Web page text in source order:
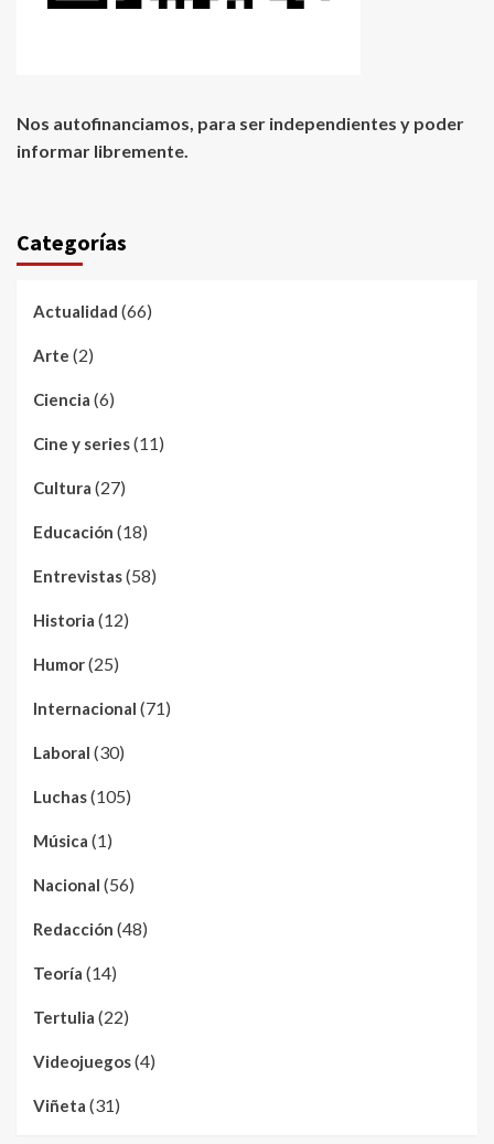
Nos autofinanciamos, para ser independientes y poder
informar libremente.
Categorías
Actualidad (66)
Arte (2)
Ciencia (6)
Cine y series(11)
Cultura (27)
Educación (18)
Entrevistas(58)
Historia (12)
Humor(25)
Internacional (71)
Laboral (30)
Luchas(105)
Música (1)
Nacional (56)
Redacción (48)
Teoría (14)
Tertulia (22)
Videojuegos(4)
Viñeta (31)